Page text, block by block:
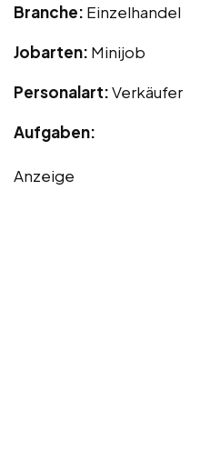
Branche: Einzelhandel
Jobarten: Minijob
Personalart:Verkäufer
Aufgaben:
Anzeige